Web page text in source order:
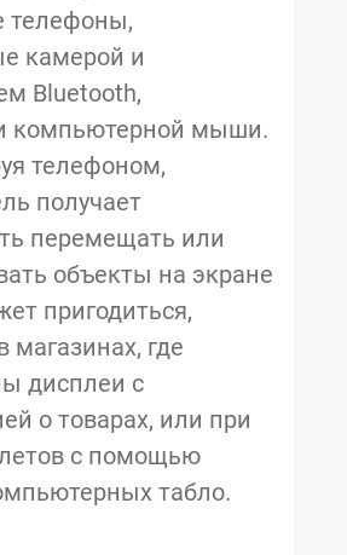
телефоны,
камерой и
Bluetooth,
компьютерной мыши.
телефоном,
получает
перемещать или
объекты на экране
пригодиться,
магазинах, где
дисплеи с
о товарах, или при
с помощью
табло.